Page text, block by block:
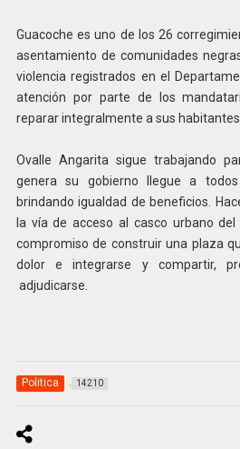
Guacoche es uno de los 26
asentamiento de comunidades
violencia registrados en el
atención por parte de los
reparar integralmente a sus habitantes.
Ovalle Angarita sigue trabajando
genera su gobierno llegue a
brindando igualdad de beneficios.
la vía de acceso al casco urbano
compromiso de construir una plaza
dolor e integrarse y compartir,
adjudicarse.
Politica 14210